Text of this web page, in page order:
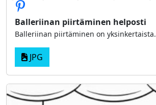
Balleriinan piirtäminen helposti
Balleriinan piirtäminen on yksinkertaista.
JPG